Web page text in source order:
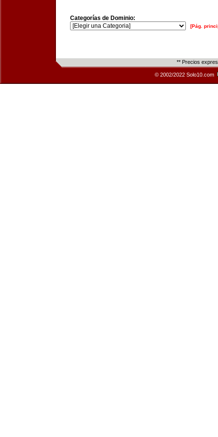
Categorías de Dominio:
[Pág.
** Precios
© 2002/2022 Solo10.com